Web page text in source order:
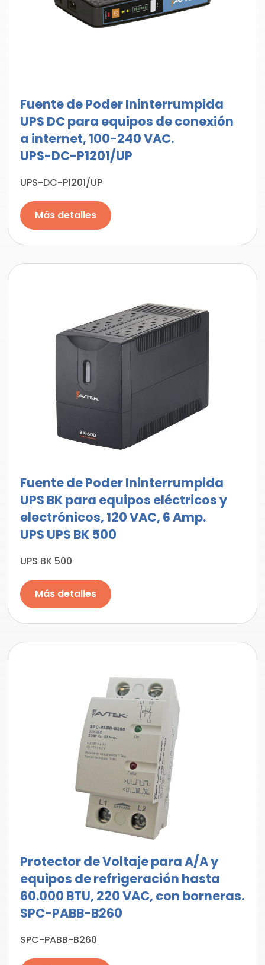
Fuente de Poder Ininterrumpida
UPS DC para equipos de conexión
a internet, 100-240 VAC.
UPS-DC-P1201/UP
UPS-DC-P1201/UP
Más detalles
Fuente de Poder Ininterrumpida
UPS BK para equipos eléctricos y
electrónicos, 120 VAC, 6 Amp.
UPS UPS BK 500
UPS BK 500
Más detalles
Protector de Voltaje para A/A y
equipos de refrigeración hasta
60.000 BTU, 220 VAC, con borneras.
SPC-PABB-B260
SPC-PABB-B260